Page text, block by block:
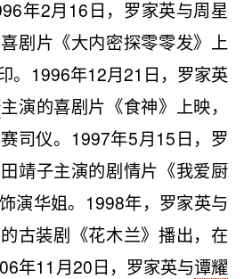
年2月16日，罗家英与周星
剧片《大内密探零零发》上
。1996年12月21日，罗家英
主演的喜剧片《食神》上映，
司仪。1997年5月15日，罗
靖子主演的剧情片《我爱厨
演华姐。1998年，罗家英与
古装剧《花木兰》播出，在
年11月20日，罗家英与谭耀